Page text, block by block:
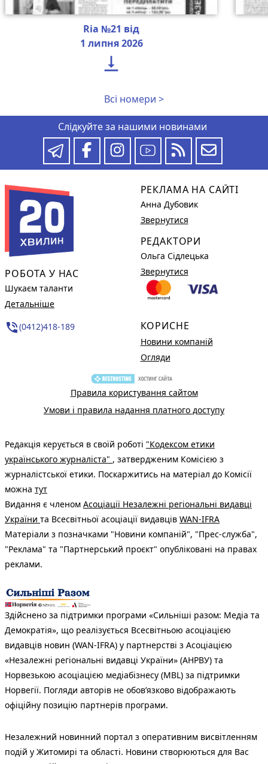
Ria №21 від
1 липня 2026

Всі номери >
Слідкуйте за нашими новинами
РОБОТА У НАС
Шукаєм таланти
Детальніше
phone_in_talk(0412)418-189
РЕКЛАМА НА САЙТІ
Анна Дубовик
Звернутися
РЕДАКТОРИ
Ольга Сідлецька
Звернутися
КОРИСНЕ
Новини компаній
Огляди
Правила користування сайтом
Умови і правила надання платного доступу
Редакція керується в своїй роботі "Кодексом етики
українського журналіста" , затвердженим Комісією з
журналістської етики. Поскаржитись на матеріал до Комісії
можна тут
Видання є членом Асоціації Незалежні регіональні видавці
України та Всесвітньої асоціації видавців WAN-IFRA
Матеріали з позначками "Новини компаній", "Прес-служба",
"Реклама" та "Партнерський проєкт" опубліковані на правах
реклами.
Здійснено за підтримки програми «Сильніші разом: Медіа та
Демократія», що реалізується Всесвітньою асоціацією
видавців новин (WAN-IFRA) у партнерстві з Асоціацією
«Незалежні регіональні видавці України» (АНРВУ) та
Норвезькою асоціацією медіабізнесу (MBL) за підтримки
Норвегії. Погляди авторів не обов’язково відображають
офіційну позицію партнерів програми.
Незалежний новинний портал з оперативним висвітленням
подій у Житомирі та області. Новини створюються для Вас